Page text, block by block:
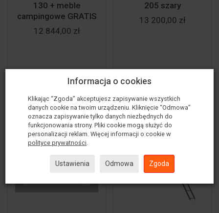
130 + meble
campingowe GRATIS
12 844,00 zł
Do koszyka
205 szary
13 200,00 zł
Do koszyka
Informacja o cookies
Klikając “Zgoda” akceptujesz zapisywanie wszystkich
danych cookie na twoim urządzeniu. Kliknięcie “Odmowa”
oznacza zapisywanie tylko danych niezbędnych do
funkcjonowania strony. Pliki cookie mogą służyć do
personalizacji reklam. Więcej informacji o cookie w
polityce prywatności.
Ustawienia Odmowa Zgoda